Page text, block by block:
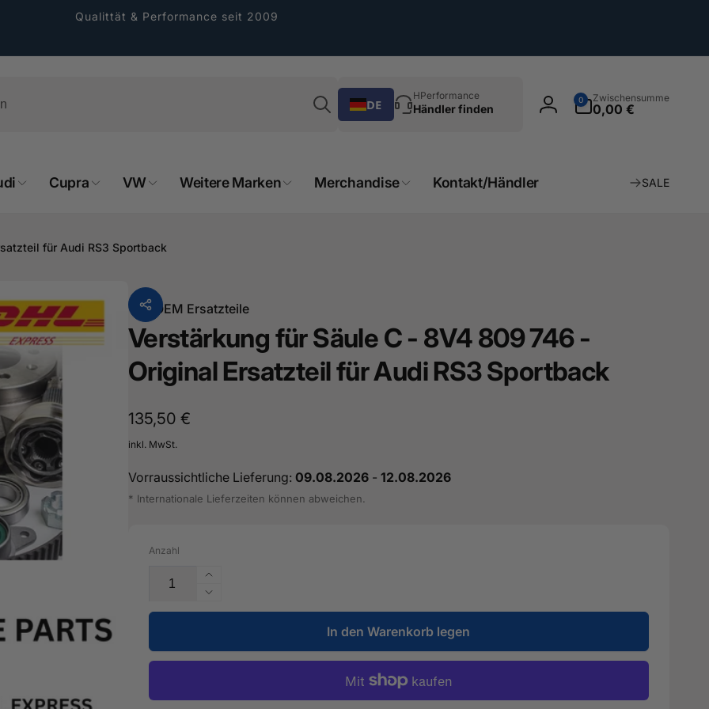
Qualittät & Performance seit 2009
Suchen
DE
HPerformance
Händler finden Einloggen
0
Artikel
Zwischensumme
0,00 €
Cupra VW Weitere Marken Merchandise Kontakt/Händler SALE
für Audi RS3 Sportback
VonOEM Ersatzteile
Verstärkung für Säule C - 8V4 809 746 -
Original Ersatzteil für Audi RS3 Sportback
Normaler
Preis
135,50 €
inkl. MwSt.
Vorraussichtliche Lieferung: 09.08.2026- 12.08.2026
* Internationale Lieferzeiten können abweichen.
Anzahl
Erhöhe
die
Menge
Verstärkung
für
C
Verringere
die
für
Verstärkung
Säule
In den Warenkorb legen
Straße 8